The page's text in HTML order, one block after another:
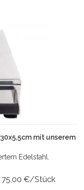
mit unserem
Edelstahl.
75,00 €/Stück